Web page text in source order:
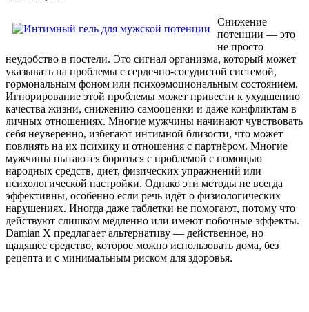
Снижение
потенции — это
не просто
неудобство в постели. Это сигнал организма, который может
указывать на проблемы с сердечно-сосудистой системой,
гормональным фоном или психоэмоциональным состоянием.
Игнорирование этой проблемы может привести к ухудшению
качества жизни, снижению самооценки и даже конфликтам в
личных отношениях. Многие мужчины начинают чувствовать
себя неуверенно, избегают интимной близости, что может
повлиять на их психику и отношения с партнёром. Многие
мужчины пытаются бороться с проблемой с помощью
народных средств, диет, физических упражнений или
психологической настройки. Однако эти методы не всегда
эффективны, особенно если речь идёт о физиологических
нарушениях. Иногда даже таблетки не помогают, потому что
действуют слишком медленно или имеют побочные эффекты.
Damian X предлагает альтернативу — действенное, но
щадящее средство, которое можно использовать дома, без
рецепта и с минимальным риском для здоровья.